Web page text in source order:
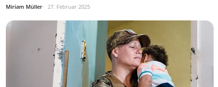
Miriam Müller 27. Februar 2025